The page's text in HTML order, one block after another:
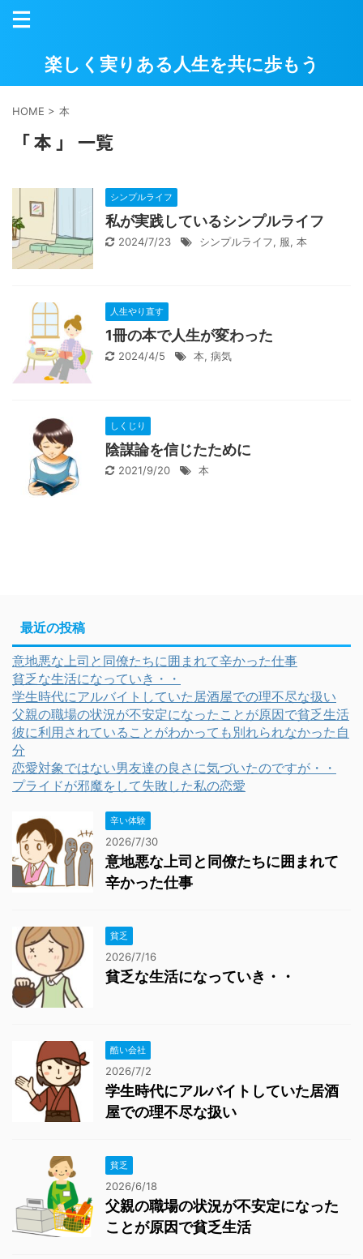
楽しく実りある人生を共に歩もう
HOME > 本
「 本 」 一覧
シンプルライフ
私が実践しているシンプルライフ
2024/7/23 シンプルライフ, 服, 本
人生やり直す
1冊の本で人生が変わった
2024/4/5 本, 病気
しくじり
陰謀論を信じたために
2021/9/20 本
最近の投稿
意地悪な上司と同僚たちに囲まれて辛かった仕事
貧乏な生活になっていき・・
学生時代にアルバイトしていた居酒屋での理不尽な扱い
父親の職場の状況が不安定になったことが原因で貧乏生活
彼に利用されていることがわかっても別れられなかった自
分
恋愛対象ではない男友達の良さに気づいたのですが・・
プライドが邪魔をして失敗した私の恋愛
辛い体験
2026/7/30
意地悪な上司と同僚たちに囲まれて
辛かった仕事
貧乏
2026/7/16
貧乏な生活になっていき・・
酷い会社
2026/7/2
学生時代にアルバイトしていた居酒
屋での理不尽な扱い
貧乏
2026/6/18
父親の職場の状況が不安定になった
ことが原因で貧乏生活